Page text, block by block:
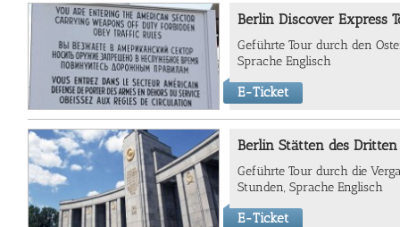
Berlin Discover Express
Geführte Tour durch den
Sprache Englisch
E-Ticket
Berlin Stätten des Dritten
Geführte Tour durch die
Stunden, Sprache Englisch
E-Ticket